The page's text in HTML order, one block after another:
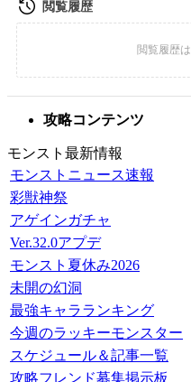
攻略コンテンツ
モンスト最新情報
モンストニュース速報
彩獣神祭
アゲインガチャ
Ver.32.0アプデ
モンスト夏休み2026
未開の幻洞
最強キャラランキング
今週のラッキーモンスター
スケジュール＆記事一覧
攻略フレンド募集掲示板